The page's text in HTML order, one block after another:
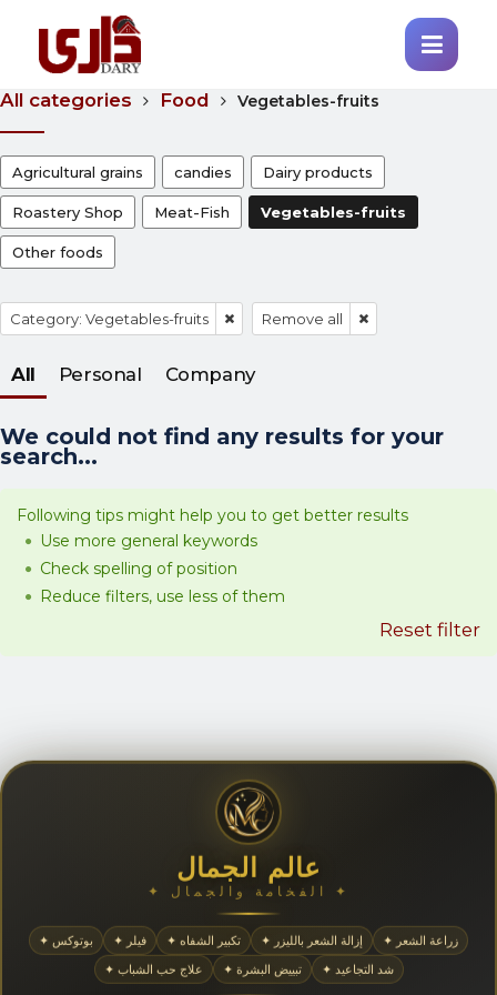
All categories Food Vegetables-fruits
Agricultural grains candies Dairy products
Roastery Shop Meat-Fish Vegetables-fruits
Other foods
Category: Vegetables-fruits Remove all
All Personal Company
We could not find any results for your
search...
Following tips might help you to get better results
Use more general keywords
Check spelling of position
Reduce filters, use less of them
Reset filter
عالم الجمال
✦ الفخامة والجمال ✦
✦ بوتوكس ✦ فيلر ✦ تكبير الشفاه ✦ إزالة الشعر بالليزر
✦ زراعة الشعر
✦ علاج حب الشباب
✦ تبييض البشرة ✦ شد التجاعيد